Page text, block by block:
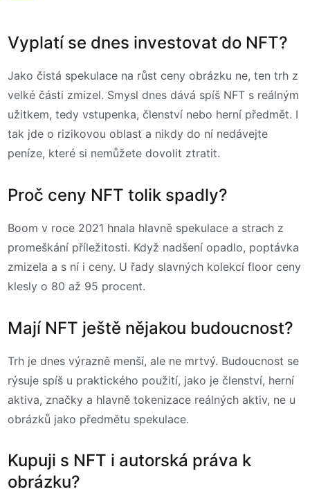
Vyplatí se dnes investovat do NFT?
Jako čistá spekulace na růst ceny obrázku ne, ten trh z
velké části zmizel. Smysl dnes dává spíš NFT s reálným
užitkem, tedy vstupenka, členství nebo herní předmět. I
tak jde o rizikovou oblast a nikdy do ní nedávejte
peníze, které si nemůžete dovolit ztratit.
Proč ceny NFT tolik spadly?
Boom v roce 2021 hnala hlavně spekulace a strach z
promeškání příležitosti. Když nadšení opadlo, poptávka
zmizela a s ní i ceny. U řady slavných kolekcí floor ceny
klesly o 80 až 95 procent.
Mají NFT ještě nějakou budoucnost?
Trh je dnes výrazně menší, ale ne mrtvý. Budoucnost se
rýsuje spíš u praktického použití, jako je členství, herní
aktiva, značky a hlavně tokenizace reálných aktiv, ne u
obrázků jako předmětu spekulace.
Kupuji s NFT i autorská práva k
obrázku?